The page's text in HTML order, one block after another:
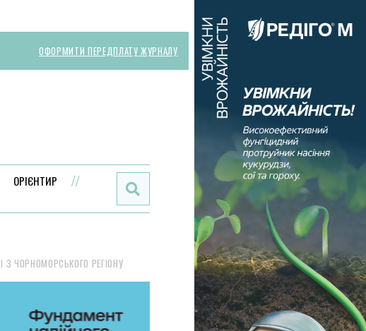
ОФОРМИТИ ПЕРЕДПЛАТУ ЖУРНАЛУ
ОРІЄНТИР
З ЧОРНОМОРСЬКОГО РЕГІОНУ